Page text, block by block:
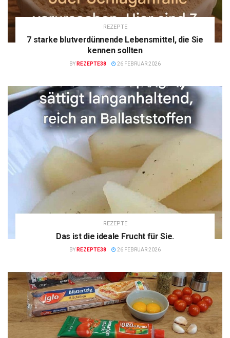
REZEPTE
7 starke blutverdünnende Lebensmittel, die Sie
kennen sollten
BY REZEPTE38 26 FEBRUAR 2026
REZEPTE
Das ist die ideale Frucht für Sie.
BY REZEPTE38 26 FEBRUAR 2026